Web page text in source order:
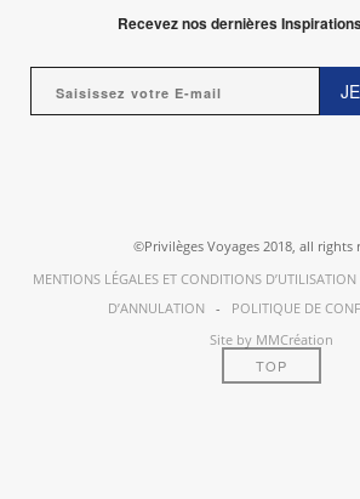
Recevez nos dernières
©Privilèges Voyages 2018, all rights
MENTIONS LÉGALES ET CONDITIONS D’UTILISATION
D’ANNULATION - POLITIQUE DE
Site by MMCréation
TOP